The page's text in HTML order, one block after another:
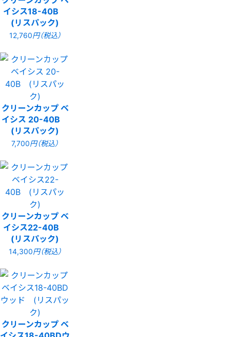
イシス18-40B
(リスパック)
12,760円（税込）
クリーンカップ ベ
イシス 20-40B
(リスパック)
7,700円（税込）
クリーンカップ ベ
イシス22-40B
(リスパック)
14,300円（税込）
クリーンカップ ベ